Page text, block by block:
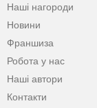
Наші нагороди
Новини
Франшиза
Робота у нас
Наші автори
Контакти